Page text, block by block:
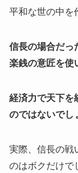
平和な世の中を
信長の場合だっ
楽銭の意匠を
経済力で天下を
のではないでし
実際、信長の戦
のはボクだけで